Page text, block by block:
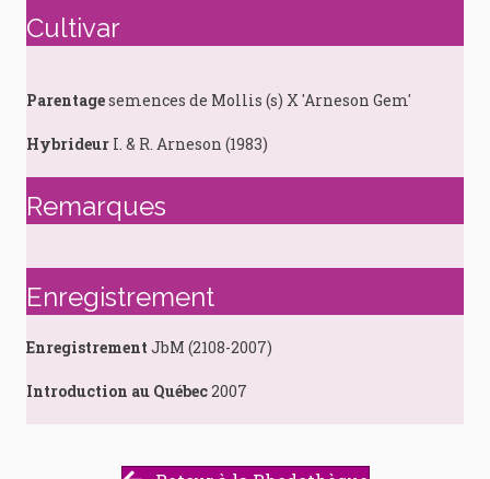
Cultivar
Parentagesemences de Mollis (s) X 'Arneson Gem'
Hybrideur I. & R. Arneson (1983)
Remarques
Enregistrement
Enregistrement JbM (2108-2007)
Introduction au Québec2007